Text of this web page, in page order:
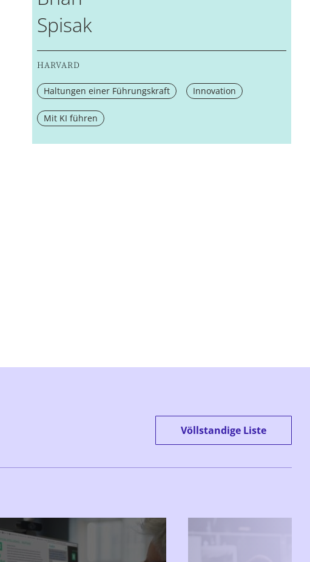
Spisak
HARVARD
Haltungen einer Führungskraft Innovation
Mit KI führen
Völlstandige Liste